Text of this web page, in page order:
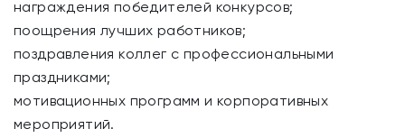
награждения победителей конкурсов;
поощрения лучших работников;
поздравления коллег с профессиональными
праздниками;
мотивационных программ и корпоративных
мероприятий.